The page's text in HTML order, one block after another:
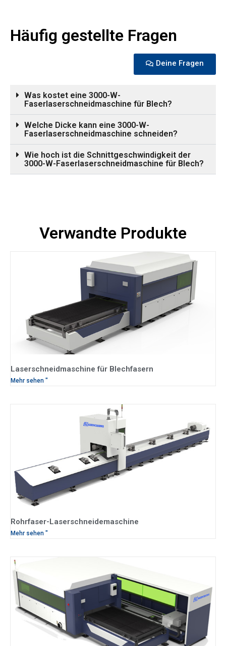
Häufig gestellte Fragen
Deine Fragen
Was kostet eine 3000-W-
Faserlaserschneidmaschine für Blech?
Welche Dicke kann eine 3000-W-
Faserlaserschneidmaschine schneiden?
Wie hoch ist die Schnittgeschwindigkeit der
3000-W-Faserlaserschneidmaschine für Blech?
Verwandte Produkte
Laserschneidmaschine für Blechfasern
Mehr sehen "
Rohrfaser-Laserschneidemaschine
Mehr sehen "